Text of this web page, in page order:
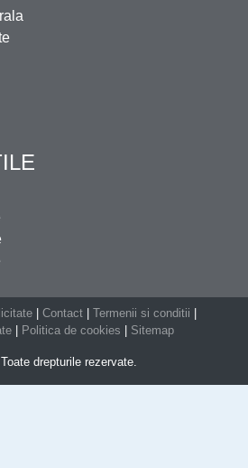
Contact Termenii si conditii
Politica de cookies Sitemap
drepturile rezervate.